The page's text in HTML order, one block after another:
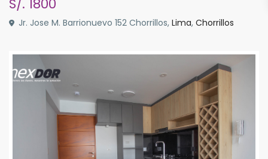
S/. 1800
Jr. Jose M. Barrionuevo 152 Chorrillos,Lima,Chorrillos